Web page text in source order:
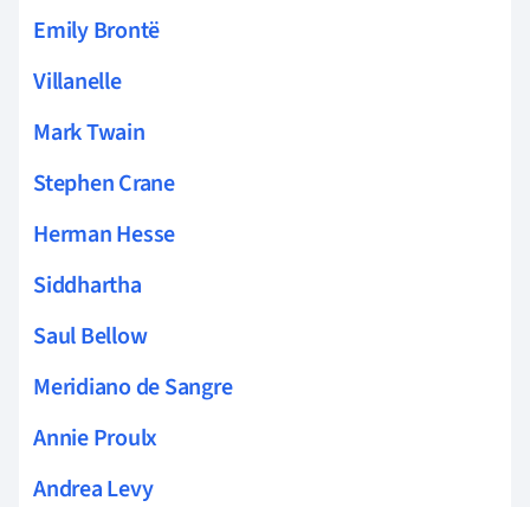
Emily Brontë
Villanelle
Mark Twain
Stephen Crane
Herman Hesse
Siddhartha
Saul Bellow
Meridiano de Sangre
Annie Proulx
Andrea Levy